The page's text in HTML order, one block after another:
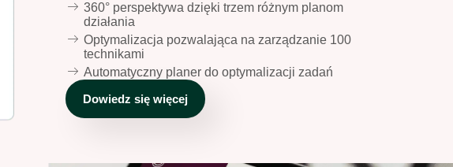
360° perspektywa dzięki trzem różnym planom
działania
Optymalizacja pozwalająca na zarządzanie 100
technikami
Automatyczny planer do optymalizacji zadań
Dowiedz się więcej